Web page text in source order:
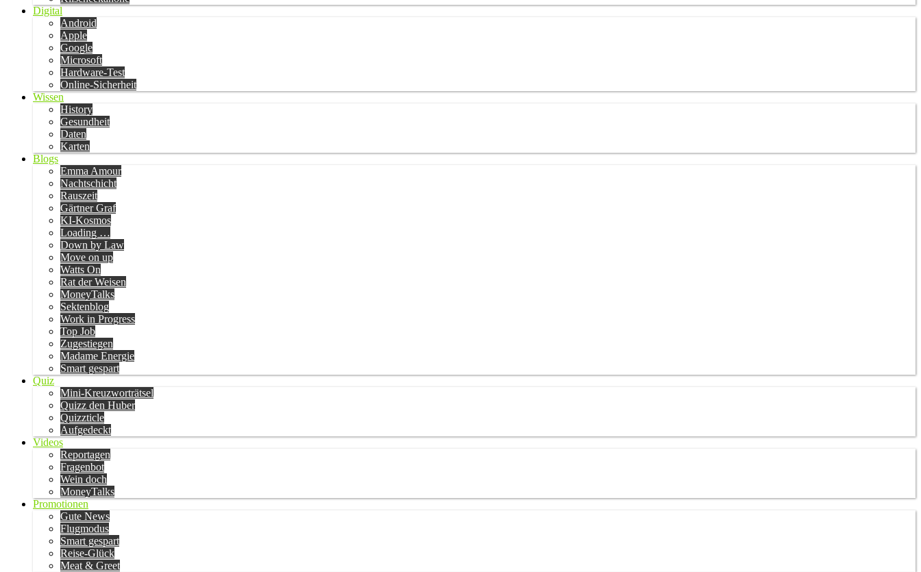
Digital
Android
Apple
Google
Microsoft
Hardware-Test
Online-Sicherheit
Wissen
History
Gesundheit
Daten
Karten
Blogs
Emma Amour
Nachtschicht
Rauszeit
Gärtner Graf
KI-Kosmos
Loading …
Down by Law
Move on up
Watts On
Rat der Weisen
MoneyTalks
Sektenblog
Work in Progress
Top Job
Zugestiegen
Madame Energie
Smart gespart
Quiz
Mini-Kreuzworträtsel
Quizz den Huber
Quizzticle
Aufgedeckt
Videos
Reportagen
Fragenbot
Wein doch
MoneyTalks
Promotionen
Gute News
Flugmodus
Smart gespart
Reise-Glück
Meat & Greet